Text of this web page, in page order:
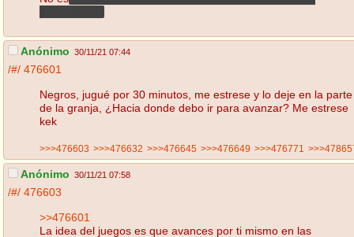
Anónimo 30/11/21 07:44
/#/ 476601
Negros, jugué por 30 minutos, me estrese y lo deje en la parte
de la granja, ¿Hacia donde debo ir para avanzar? Me estrese
kek
>>>476603 >>>476632 >>>476645 >>>476649 >>>476771
Anónimo 30/11/21 07:58
/#/ 476603
>>476601
La idea del juegos es que avances por ti mismo en las